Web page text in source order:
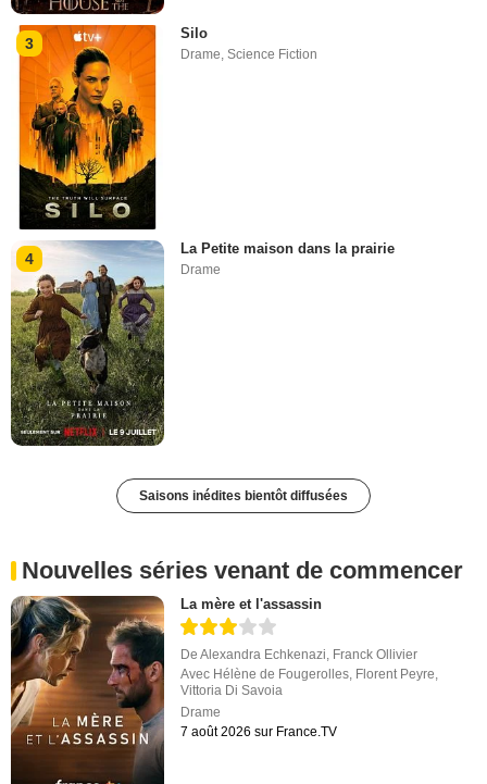
3
Silo
Drame,Science Fiction
4
La Petite maison dans la prairie
Drame
Saisons inédites bientôt diffusées
Nouvelles séries venant de commencer
La mère et l'assassin
DeAlexandra Echkenazi Franck Ollivier
Avec Hélène de Fougerolles Florent Peyre
Vittoria Di Savoia
Drame
7 août 2026 sur France.TV